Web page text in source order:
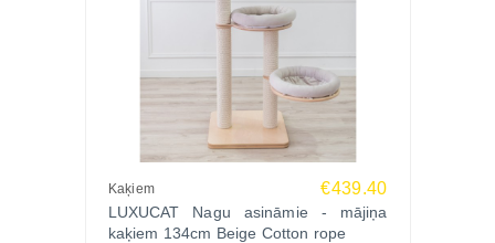
Kaķiem €439.40
LUXUCAT Nagu asināmie - mājiņa
kaķiem 134cm Beige Cotton rope